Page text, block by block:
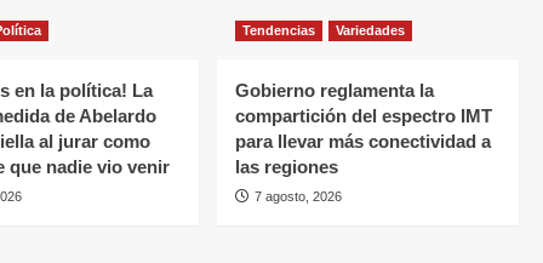
en la política! La
de Abelardo
al jurar como
que nadie vio venir
Tendencias Variedades
Gobierno reglamenta la
compartición del espectro IMT
para llevar más conectividad a
las regiones
7 agosto, 2026